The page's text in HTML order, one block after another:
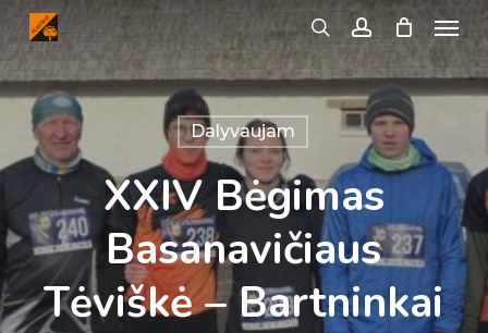
Skip
main
content
search account
Menu
Dalyvaujam
XXIV Bėgimas
Basanavičiaus
Tėviškė – Bartninkai